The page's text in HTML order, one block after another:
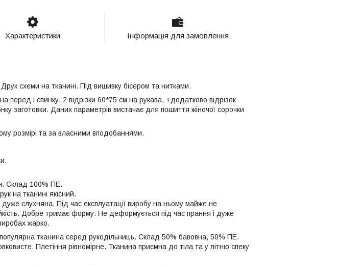
Характеристики Інформація для замовлення
схеми на тканині. Під вишивку бісером та нитками.
перед і спинку, 2 відрізки 60*75 см на рукава, +додатково відрізок
заготовки. Даних параметрів вистачає для пошиття жіночої сорочки
розмірі та за власними вподобаннями.
Склад 100% ПЕ.
на тканині якісний.
слухняна. Під час експлуатації виробу на ньому майже не
Добре тримає форму. Не деформується під час прання і дуже
жарко.
тканина серед рукодільниць. Склад 50% бавовна, 50% ПЕ.
Плетіння рівномірне. Тканина приємна до тіла та у літню спеку